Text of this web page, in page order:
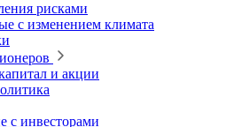
рисками
с изменением климата
и акции
с инвесторами